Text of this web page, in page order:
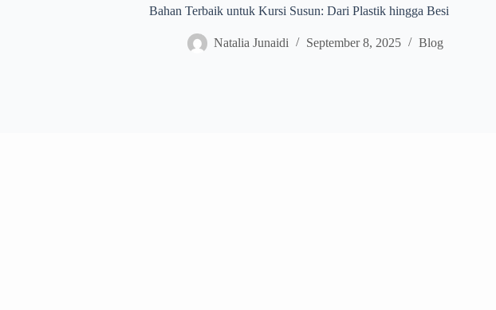
Bahan Terbaik untuk Kursi Susun: Dari Plastik hingga Besi
Natalia Junaidi September 8, 2025 Blog